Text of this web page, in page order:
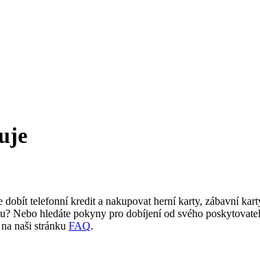
dobít telefonní kredit a nakupovat herní karty, zábavní
Nebo hledáte pokyny pro dobíjení od svého
naši stránku FAQ.